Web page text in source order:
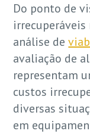
Do ponto de
irrecuperáveis
análise de
avaliação de
representam
custos
diversas
em